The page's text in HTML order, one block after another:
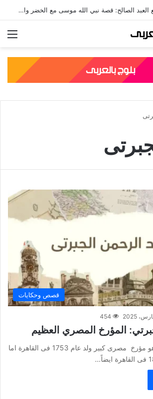
رحلة كليم الله مع العبد الصالح: قصة نبي الله موسى مع الخضر والدروس المستفادة منها
قصص وحكايات
454
المؤرخ المصري العظيم
عبد الرحمن الجبرتى هو مؤرخ مصرى كبير ولد عام 1753 فى القاهرة اما